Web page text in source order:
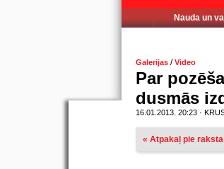
Nauda un
Galerijas /Video
Par
dusmās
16.01.2013. 20:23 ·
« Atpakaļ pie raksta